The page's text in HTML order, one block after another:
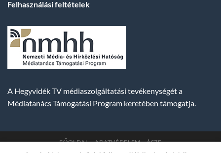
Felhasználási feltételek
A Hegyvidék TV médiaszolgáltatási tevékenységét a
Médiatanács Támogatási Program keretében támogatja.
FŐOLDAL ADATVÉDELEM ÁSZF